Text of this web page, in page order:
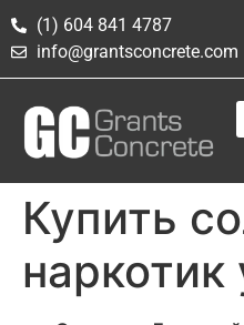
(1) 604 841 4787
info@grantsconcrete.com
Купить
наркотик